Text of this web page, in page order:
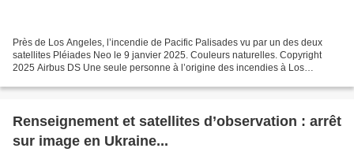
Près de Los Angeles, l’incendie de Pacific Palisades vu par un des deux
satellites Pléiades Neo le 9 janvier 2025. Couleurs naturelles. Copyright
2025 Airbus DS Une seule personne à l’origine des incendies à Los
Renseignement et satellites d’observation : arrêt
sur image en Ukraine...